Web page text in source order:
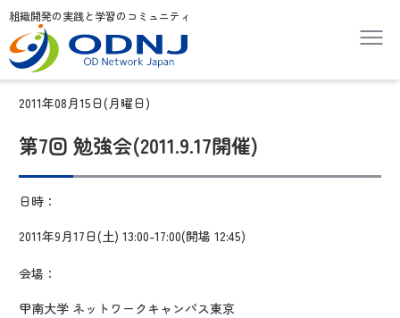
組織開発の実践と学習のコミュニティ
2011年08月15日(月曜日)
第7回 勉強会(2011.9.17開催)
日時：
2011年9月17日(土) 13:00-17:00(開場 12:45)
会場：
甲南大学 ネットワークキャンパス東京